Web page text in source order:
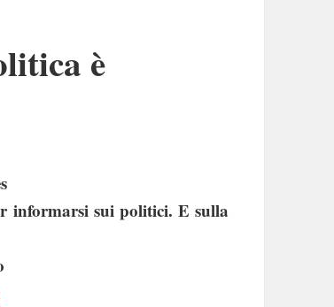
è
informarsi sui politici. E sulla